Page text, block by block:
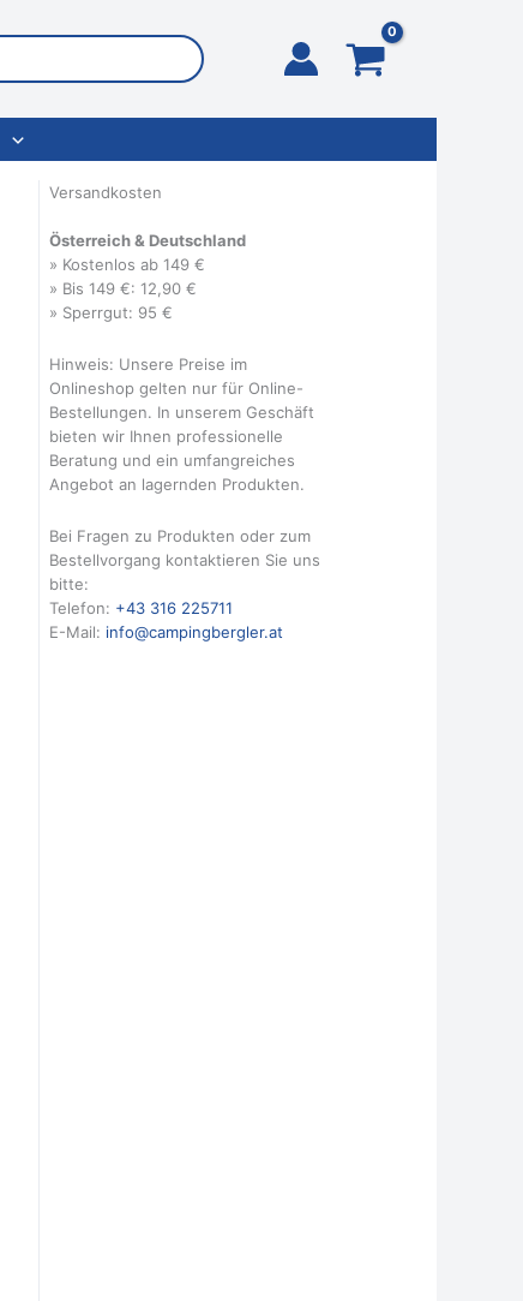
Versandkosten
Österreich & Deutschland
» Kostenlos ab 149 €
» Bis 149 €: 12,90 €
» Sperrgut: 95 €
Hinweis: Unsere Preise im
Onlineshop gelten nur für Online-
Bestellungen. In unserem Geschäft
bieten wir Ihnen professionelle
Beratung und ein umfangreiches
Angebot an lagernden Produkten.
Bei Fragen zu Produkten oder zum
Bestellvorgang kontaktieren Sie uns
bitte:
Telefon: +43 316 225711
E-Mail: info@campingbergler.at